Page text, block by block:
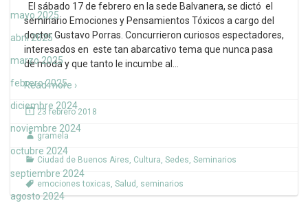
mayo 2025
abril 2025
marzo 2025
febrero 2025
diciembre 2024
noviembre 2024
octubre 2024
septiembre 2024
agosto 2024
El sábado 17 de febrero en la sede Balvanera, se dictó el
seminario Emociones y Pensamientos Tóxicos a cargo del
doctor Gustavo Porras. Concurrieron curiosos espectadores,
interesados en este tan abarcativo tema que nunca pasa
de moda y que tanto le incumbe al …
Read more ›
23 febrero 2018
gramela
Ciudad de Buenos Aires, Cultura, Sedes, Seminarios
emociones toxicas, Salud , seminarios